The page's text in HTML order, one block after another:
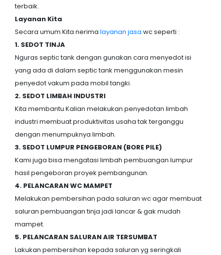
terbaik.
Layanan Kita
Secara umum Kita nerima layanan jasa wc seperti :
1. SEDOT TINJA
Nguras septic tank dengan gunakan cara menyedot isi
yang ada di dalam septic tank menggunakan mesin
penyedot vakum pada mobil tangki.
2. SEDOT LIMBAH INDUSTRI
Kita membantu Kalian melakukan penyedotan limbah
industri membuat produktivitas usaha tak terganggu
dengan menumpuknya limbah.
3. SEDOT LUMPUR PENGEBORAN (BORE PILE)
Kami juga bisa mengatasi limbah pembuangan lumpur
hasil pengeboran proyek pembangunan.
4. PELANCARAN WC MAMPET
Melakukan pembersihan pada saluran wc agar membuat
saluran pembuangan tinja jadi lancar & gak mudah
mampet.
5. PELANCARAN SALURAN AIR TERSUMBAT
Lakukan pembersihan kepada saluran yg seringkali